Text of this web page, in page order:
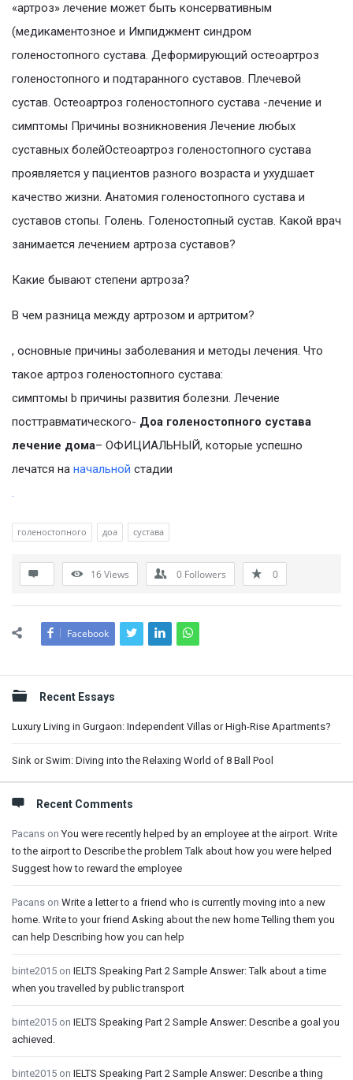
«артроз» лечение может быть консервативным
(медикаментозное и Импиджмент синдром
голеностопного сустава. Деформирующий остеоартроз
голеностопного и подтаранного суставов. Плечевой
сустав. Остеоартроз голеностопного сустава -лечение и
симптомы Причины возникновения Лечение любых
суставных болейОстеоартроз голеностопного сустава
проявляется у пациентов разного возраста и ухудшает
качество жизни. Анатомия голеностопного сустава и
суставов стопы. Голень. Голеностопный сустав. Какой врач
занимается лечением артроза суставов?
Какие бывают степени артроза?
В чем разница между артрозом и артритом?
, основные причины заболевания и методы лечения. Что
такое артроз голеностопного сустава:
симптомы b причины развития болезни. Лечение
посттравматического- Доа голеностопного сустава
лечение дома– ОФИЦИАЛЬНЫЙ, которые успешно
лечатся на начальной стадии
.
голеностопного доа сустава
16Views 0 Followers 0
Facebook
Sidebar
Recent Essays
Luxury Living in Gurgaon: Independent Villas or High-Rise Apartments?
Sink or Swim: Diving into the Relaxing World of 8 Ball Pool
Recent Comments
Pacans onYou were recently helped by an employee at the airport. Write
to the airport to Describe the problem Talk about how you were helped
Suggest how to reward the employee
Pacans on Write a letter to a friend who is currently moving into a new
home. Write to your friend Asking about the new home Telling them you
can help Describing how you can help
binte2015 on IELTS Speaking Part 2 Sample Answer: Talk about a time
when you travelled by public transport
binte2015 on IELTS Speaking Part 2 Sample Answer: Describe a goal you
achieved.
binte2015 on IELTS Speaking Part 2 Sample Answer: Describe a thing